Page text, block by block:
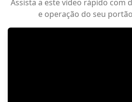
Assista a este vídeo rápido com
e operação do seu